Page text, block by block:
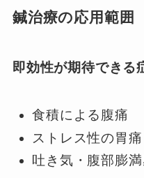
鍼治療の応用範囲
即効性が期待できる
食積による腹痛
ストレス性の胃痛
吐き気・腹部膨